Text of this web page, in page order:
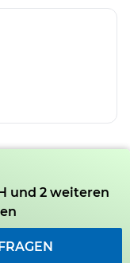
und 2 weiteren